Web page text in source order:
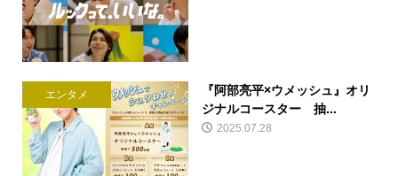
エンタメ
『阿部亮平×ウメッシュ』オリ
ジナルコースター 抽...
2025.07.28